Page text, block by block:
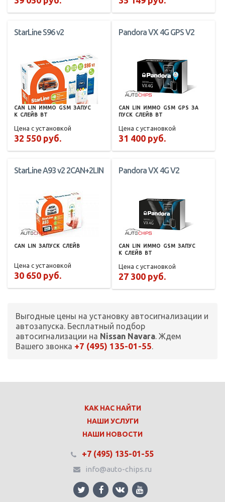
StarLine S96 v2
CAN LIN ИММО GSM ЗАПУС
К СЛЕЙВ BT
Цена с установкой
32 550 руб.
Pandora VX 4G GPS V2
CAN LIN ИММО GSM GPS ЗА
ПУСК СЛЕЙВ BT
Цена с установкой
31 400 руб.
StarLine A93 v2 2CAN+2LIN
CAN LIN ЗАПУСК СЛЕЙВ
Цена с установкой
30 650 руб.
Pandora VX 4G V2
CAN LIN ИММО GSM ЗАПУС
К СЛЕЙВ BT
Цена с установкой
27 300 руб.
Выгодные цены на установку автосигнализации и
автозапуска. Бесплатный подбор
автосигнализации на Nissan Navara. Ждем
Вашего звонка +7 (495) 135-01-55.
КАК НАС НАЙТИ
НАШИ УСЛУГИ
НАШИ НОВОСТИ
+7 (495) 135-01-55
info@auto-chips.ru